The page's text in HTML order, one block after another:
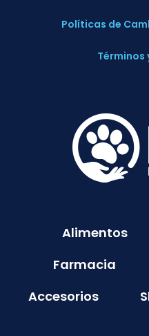
Políticas de
Términos
Alimentos
Farmacia
Accesorios